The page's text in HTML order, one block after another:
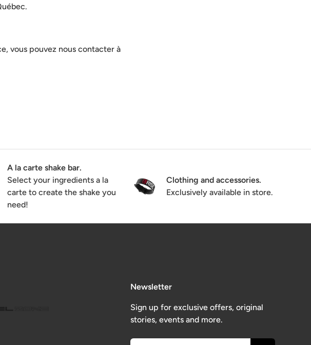
vous pouvez nous contacter à
A la carte shake bar.
Select your ingredients a la
carte to create the shake you
need!
Clothing and accessories.
Exclusively available in store.
Newsletter
Sign up for exclusive offers, original
stories, events and more.